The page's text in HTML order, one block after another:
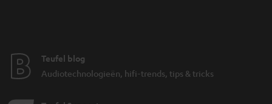
Teufel blog
Audiotechnologieën, hifi-trends, tips & tricks